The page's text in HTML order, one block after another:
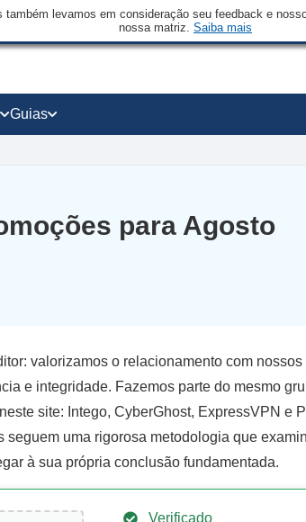
levamos em consideração seu feedback e
nossa matriz. Saiba mais
Guias
para Agosto
valorizamos o relacionamento com
e integridade. Fazemos parte do mesmo
site: Intego, CyberGhost, ExpressVPN e
seguem uma rigorosa metodologia que
à sua própria conclusão fundamentada.
Verificado